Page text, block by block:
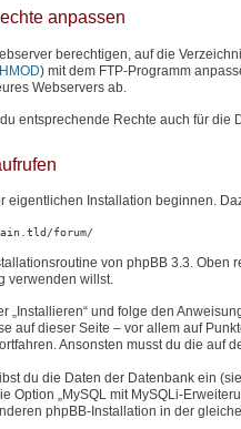
anpassen
berechtigen, auf die
) mit dem FTP-Programm
Webservers ab.
entsprechende Rechte auch für die
eigentlichen Installation beginnen.
forum/
von phpBB 3.3.
verwenden willst.
„Installieren“ und folge den
auf dieser Seite – vor allem auf
Ansonsten musst du die auf
du die Daten der Datenbank ein
Option „MySQL mit MySQLi-
phpBB-Installation in der